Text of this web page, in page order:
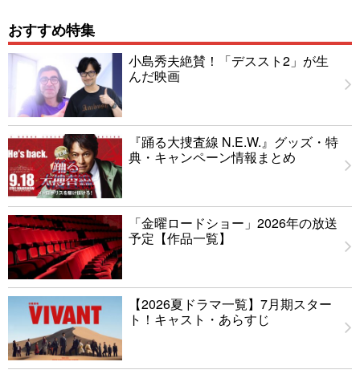
おすすめ特集
小島秀夫絶賛！「デススト2」が生
んだ映画
『踊る大捜査線 N.E.W.』グッズ・特
典・キャンペーン情報まとめ
「金曜ロードショー」2026年の放送
予定【作品一覧】
【2026夏ドラマ一覧】7月期スター
ト！キャスト・あらすじ